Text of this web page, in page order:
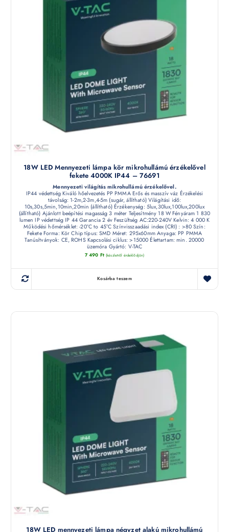
18W LED Mennyezeti lámpa kör mikrohullámú érzékelővel
fekete 4000K IP44 – 76691
Mennyezeti világítás mikrohullámú érzékelővel.
IP44 védettség Kiváló hőelvezetés PP PMMA Erős és masszív váz Érzékelési
távolság: 1-2m,2-3m,4-5m (sugár, állítható) Világítási idő:
10s,30s,5min,10min,20min (állítható) Érzékenység: 5lux,30lux,100lux,200lux
(állítható) Ajánlott beépítési magasság 3 méter Teljesítmény 18 W Fényáram 1 830
lumen IP védettség IP 44 Garancia 2 év Feszültség AC:220-240V Kelvin: 4 000 K
Működési hőmérséklet: -20°C to 45°C Színvisszaadási index (CRI) : >80 Szín:
Fekete Forma: Kör Chip típus: SMD Méret: 295x60mm Anyaga: PP PMMA
Tanúsítványok: CE, ROHS Kapcsolási ciklus: >15000 Élettartam: min. 20000
üzemóra Gyártó: V-TAC
7 490 Ft (készletről érdeklődjön)
Kosárba teszem
18W LED mennyezeti lámpa négyzet alakú mikrohullámú